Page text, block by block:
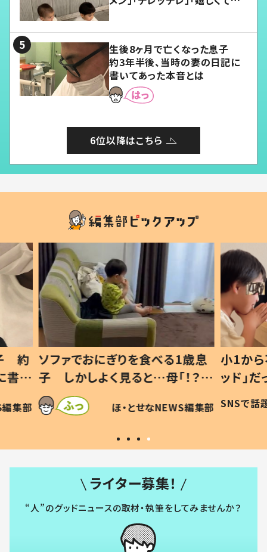
生後8ヶ月で亡くなった息子
約3年半後、当時の妻の日記に
書いてあった本音とは
6位以降はこちら
歳息
？」
編集部
小1から不登校、息子は「ギフテ
ッド」だった 父が“ウチ給食”を
作り続ける理由とは #令和の親
#令和の子
SNSで話題 ほ・とせなNEWS編集部
ひ孫
が、抱
「涙
い」
ライター募集！
“人”のグッドニュースの取材・執筆をしてみませんか？